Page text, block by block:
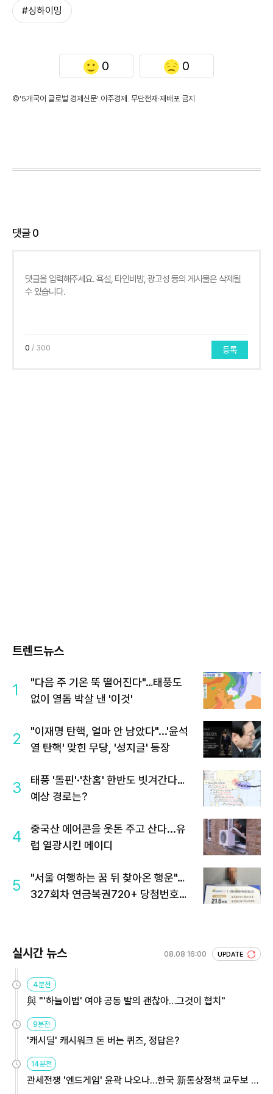
#싱하이밍
0 0
©'5개국어 글로벌 경제신문' 아주경제. 무단전재·재배포 금지
댓글0
0 / 300 등록
트렌드뉴스
1
"다음 주 기온 뚝 떨어진다"…태풍도
없이 열돔 박살 낸 '이것'
2
"이재명 탄핵, 얼마 안 남았다"...'윤석
열 탄핵' 맞힌 무당, '성지글' 등장
3
태풍 '돌핀'·'찬홈' 한반도 빗겨간다…
예상 경로는?
4
중국산 에어콘을 웃돈 주고 산다...유
럽 열광시킨 메이디
5
"서울 여행하는 꿈 뒤 찾아온 행운"…
327회차 연금복권720+ 당첨번호조
실시간 뉴스 08.08 16:00 UPDATE
4분전
與 "'하늘이법' 여야 공동 발의 괜찮아…그것이 협치"
9분전
'캐시딜' 캐시워크 돈 버는 퀴즈, 정답은?
14분전
관세전쟁 '엔드게임' 윤곽 나오나…한국 新통상정책 교두보 활